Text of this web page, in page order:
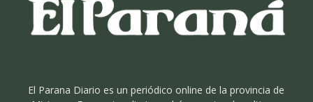
El Parana Diario es un periódico online de la provincia de